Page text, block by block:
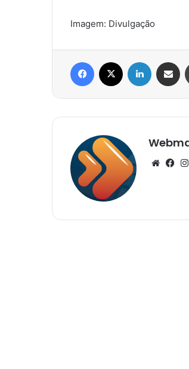
Imagem: Divulgação
Facebook Linkedin